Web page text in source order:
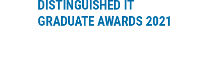
DISTINGUISHED IT
GRADUATE AWARDS 2021